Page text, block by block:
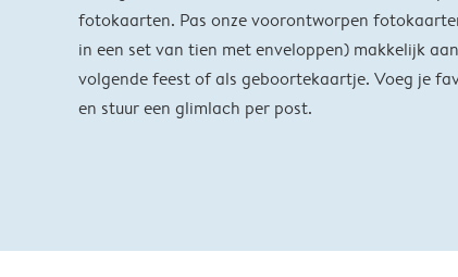
fotokaarten. Pas onze voorontworpen
in een set van tien met enveloppen) makkelijk
volgende feest of als geboortekaartje. Voeg je
en stuur een glimlach per post.